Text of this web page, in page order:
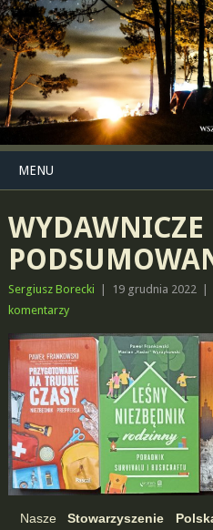
MENU
WYDAWNICZE
Sergiusz Borecki 19 grudnia 2022
komentarzy
NaszeStowarzyszenie